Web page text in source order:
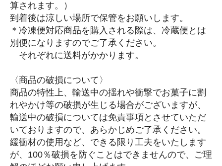
算されます。）
到着後は涼しい場所で保管をお願いします。
＊冷凍便対応商品を購入される際は、冷蔵便とは
別便になりますのでご了承ください。
それぞれに送料がかかります。
〈商品の破損について〉
商品の特性上、輸送中の揺れや衝撃でお菓子に割
れやかけ等の破損が生じる場合がございますが、
輸送中の破損については免責事項とさせていただ
いておりますので、あらかじめご了承ください。
緩衝材の使用など、できる限り工夫をいたします
が、100％破損を防ぐことはできませんので、ご理